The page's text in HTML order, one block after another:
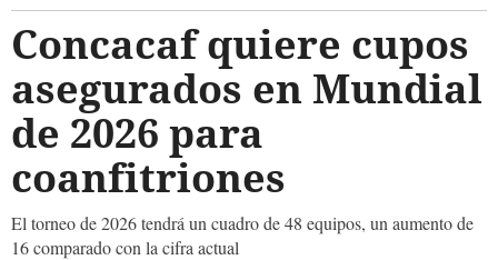
Concacaf quiere cupos
asegurados en Mundial
de 2026 para
coanfitriones
El torneo de 2026 tendrá un cuadro de 48 equipos, un aumento de
16 comparado con la cifra actual